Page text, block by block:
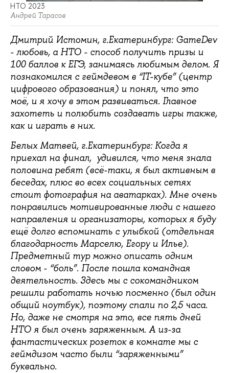
НТО 2023
Андрей Тарасов
Дмитрий Истомин, г.Екатеринбург: GameDev
- любовь, а НТО - способ получить призы и
100 баллов к ЕГЭ, занимаясь любимым делом. Я
познакомился с геймдевом в “IT-кубе” (центр
цифрового образования) и понял, что это
моё, и я хочу в этом развиваться. Главное
захотеть и полюбить создавать игры также,
как и играть в них.
Белых Матвей, г.Екатеринбург: Когда я
приехал на финал, удивился, что меня знала
половина ребят (всё-таки, я был активным в
беседах, плюс во всех социальных сетях
стоит фотография на аватарках). Мне очень
понравились мотивированные люди с нашего
направления и организаторы, которых я буду
ещё долго вспоминать с улыбкой (отдельная
благодарность Марселю, Егору и Илье).
Предметный тур можно описать одним
словом - “боль”. После пошла командная
деятельность. Здесь мы с сокомандником
решили работать ночью посменно (был один
общий ноутбук), поэтому спали по 2,5 часа.
Но, даже не смотря на это, все пять дней
НТО я был очень заряженным. А из-за
фантастических розеток в комнате мы с
геймдизом часто были “заряженными”
буквально.